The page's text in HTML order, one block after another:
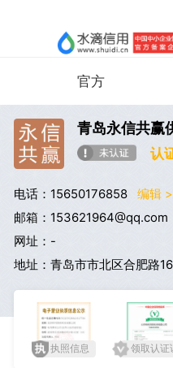
官方
青岛永信共赢
认
电话：15650176858
编辑 >
邮箱：153621964@qq.com
网址：-
地址：青岛市市北区合肥路
执照信息 领取认证